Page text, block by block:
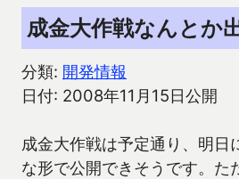
成金大作戦なんとか
分類: 開発情報
日付: 2008年11月15日公開
成金大作戦は予定通り、明日
な形で公開できそうです。た